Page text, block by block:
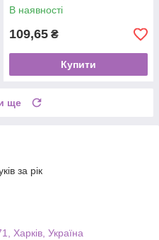
В наявності
109,65 ₴
Купити
ще
за рік
Харків, Україна